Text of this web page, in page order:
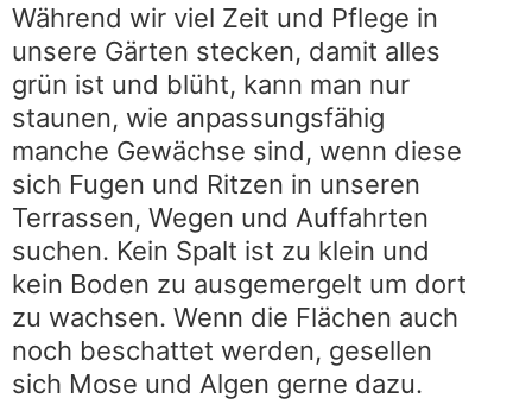
Während wir viel Zeit und Pflege in
unsere Gärten stecken, damit alles
grün ist und blüht, kann man nur
staunen, wie anpassungsfähig
manche Gewächse sind, wenn diese
sich Fugen und Ritzen in unseren
Terrassen, Wegen und Auffahrten
suchen. Kein Spalt ist zu klein und
kein Boden zu ausgemergelt um dort
zu wachsen. Wenn die Flächen auch
noch beschattet werden, gesellen
sich Mose und Algen gerne dazu.